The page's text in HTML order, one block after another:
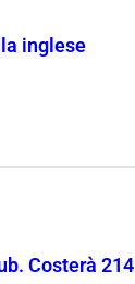
inglese
Costerà 214